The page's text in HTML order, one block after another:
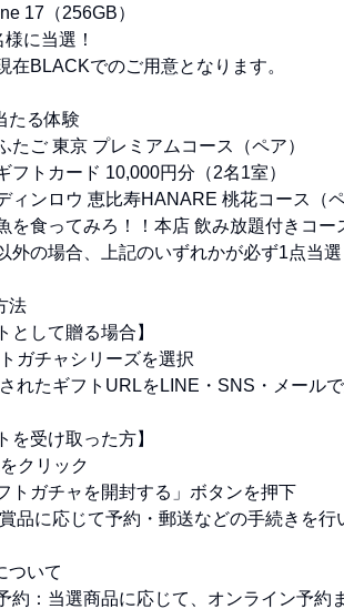
17（256GB）
に当選！
在BLACKでのご用意となります。
たる体験
たご 東京 プレミアムコース（ペア）
フトカード 10,000円分（2名1室）
ィンロウ 恵比寿HANARE 桃花コース（ペ
を食ってみろ！！本店 飲み放題付きコー
外の場合、上記のいずれかが必ず1点当選
法
として贈る場合】
ガチャシリーズを選択
れたギフトURLをLINE・SNS・メール
を受け取った方】
クリック
トガチャを開封する」ボタンを押下
品に応じて予約・郵送などの手続きを行
ついて
約：当選商品に応じて、オンライン予約